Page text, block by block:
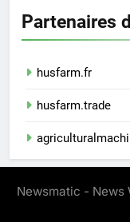
Partenaires
husfarm.fr
husfarm.trade
Newsmatic - News